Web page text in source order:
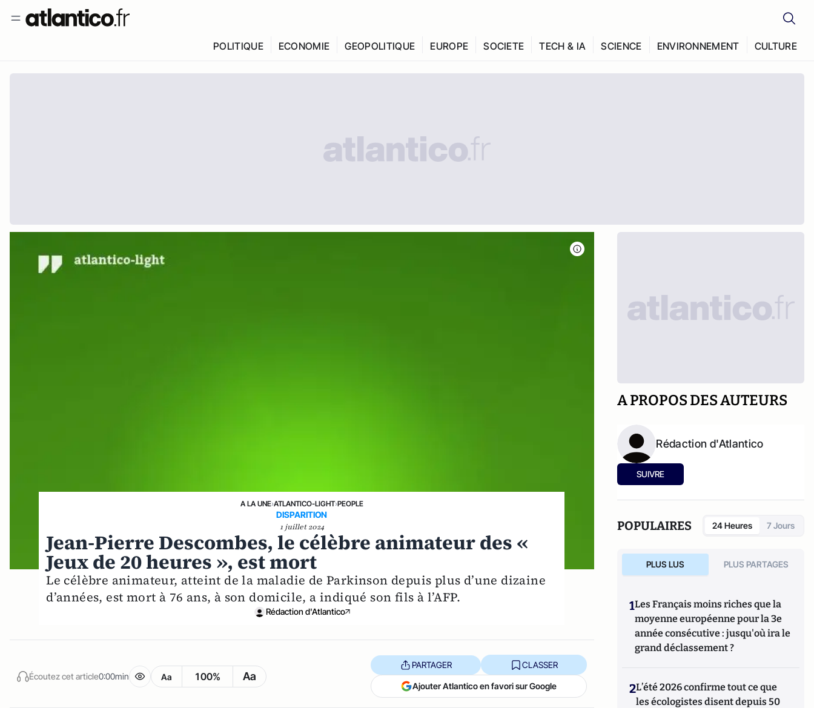
POLITIQUE ECONOMIE GEOPOLITIQUE EUROPE SOCIETE TECH & IA SCIENCE ENVIRONNEMENT CULTURE
A LA UNE›ATLANTICO-LIGHT›PEOPLE
DISPARITION
1 juillet 2024
Jean-Pierre Descombes, le célèbre animateur des «
Jeux de 20 heures », est mort
Le célèbre animateur, atteint de la maladie de Parkinson depuis plus d’une dizaine
d’années, est mort à 76 ans, à son domicile, a indiqué son fils à l’AFP.
Rédaction d'Atlantico
Écoutez cet article0:00min Aa 100% Aa
PARTAGER CLASSER
Ajouter Atlantico en favori sur Google
A PROPOS DES AUTEURS
Rédaction d'Atlantico
SUIVRE
POPULAIRES 24 Heures 7 Jours
PLUS LUS PLUS PARTAGES
1Les Français moins riches que la
moyenne européenne pour la 3e
année consécutive : jusqu'où ira le
grand déclassement ?
2L’été 2026 confirme tout ce que
les écologistes disent depuis 50